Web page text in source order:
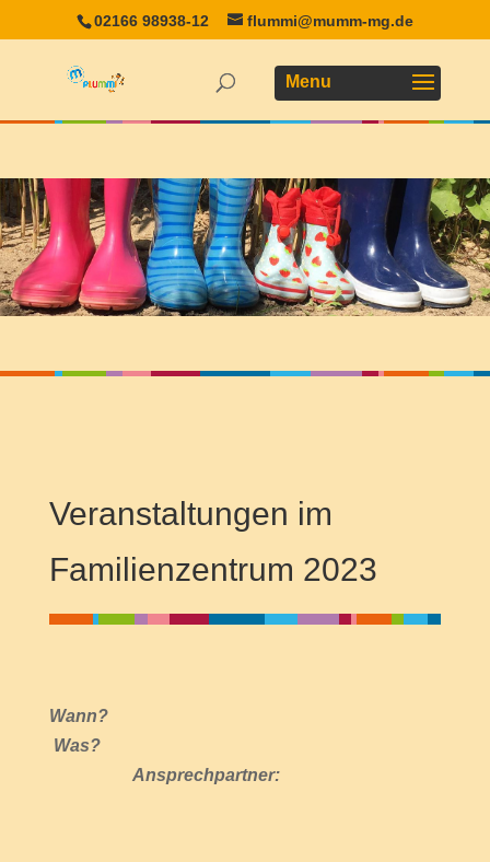
02166 98938-12 flummi@mumm-mg.de
Veranstaltungen im
Familienzentrum 2023
Wann?
Was?
Ansprechpartner: